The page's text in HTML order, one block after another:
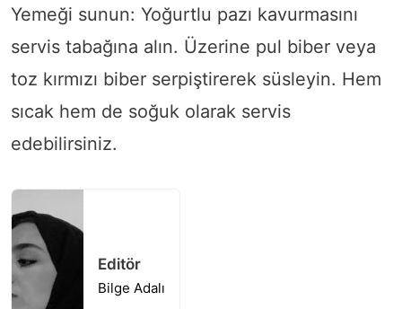
Yemeği sunun: Yoğurtlu pazı kavurmasını
servis tabağına alın. Üzerine pul biber veya
toz kırmızı biber serpiştirerek süsleyin. Hem
sıcak hem de soğuk olarak servis
edebilirsiniz.
Editör
Bilge Adalı